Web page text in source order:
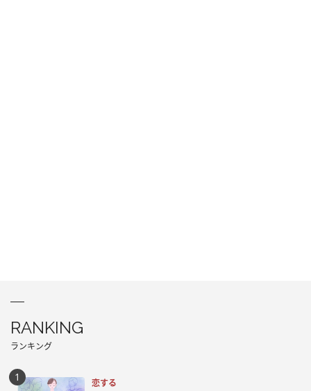
RANKING
ランキング
恋する